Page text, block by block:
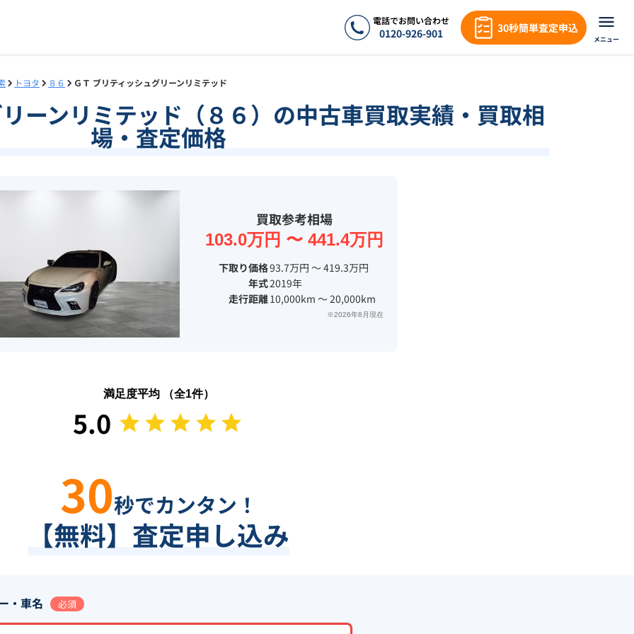
電話でお問い合わせ
0120-926-901 30秒簡単査定申込
メニュー
トヨタ ８６ ＧＴ ブリティッシュグリーンリミテッド
ーンリミテッド（８６）の中古車買取実績・買取相
場・査定価格
買取参考相場
103.0万円 〜 441.4万円
下取り価格93.7万円 〜 419.3万円
年式2019年
走行距離10,000km 〜 20,000km
※2026年8月現在
満足度平均 （全1件）
5.0
30秒でカンタン！
【無料】査定申し込み
・車名 必須